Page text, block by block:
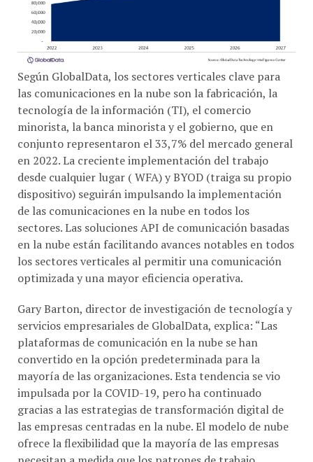
Según GlobalData, los sectores verticales clave para
las comunicaciones en la nube son la fabricación, la
tecnología de la información (TI), el comercio
minorista, la banca minorista y el gobierno, que en
conjunto representaron el 33,7% del mercado general
en 2022. La creciente implementación del trabajo
desde cualquier lugar ( WFA) y BYOD (traiga su propio
dispositivo) seguirán impulsando la implementación
de las comunicaciones en la nube en todos los
sectores. Las soluciones API de comunicación basadas
en la nube están facilitando avances notables en todos
los sectores verticales al permitir una comunicación
optimizada y una mayor eficiencia operativa.
servicios empresariales de GlobalData, explica: “Las
plataformas de comunicación en la nube se han
convertido en la opción predeterminada para la
mayoría de las organizaciones. Esta tendencia se vio
impulsada por la COVID-19, pero ha continuado
gracias a las estrategias de transformación digital de
las empresas centradas en la nube. El modelo de nube
ofrece la flexibilidad que la mayoría de las empresas
necesitan a medida que los patrones de trabajo